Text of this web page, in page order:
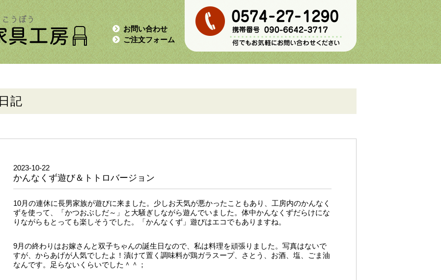
お問い合わせ
ご注文フォーム
日記
2023-10-22
かんなくず遊び＆トトロバージョン
10月の連休に長男家族が遊びに来ました。少しお天気が悪かったこともあり、工房内のかんなく
ずを使って、「かつおぶしだ～」と大騒ぎしながら遊んでいました。体中かんなくずだらけにな
りながらもとっても楽しそうでした。「かんなくず」遊びはエコでもありますね。
9月の終わりはお嫁さんと双子ちゃんの誕生日なので、私は料理を頑張りました。写真はないで
すが、からあげが人気でしたよ！漬けて置く調味料が鶏ガラスープ、さとう、お酒、塩、ごま油
なんです。足らないくらいでした＾＾；